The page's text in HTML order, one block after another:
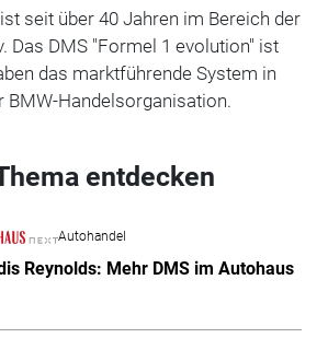
seit über 40 Jahren im Bereich der
Das DMS "Formel 1 evolution" ist
das marktführende System in
BMW-Handelsorganisation.
entdecken
Autohandel
Reynolds: Mehr DMS im Autohaus